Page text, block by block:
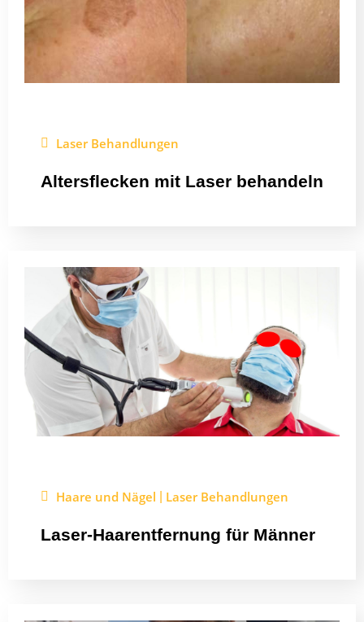
Laser Behandlungen
Altersflecken mit Laser behandeln
Haare und Nägel Laser Behandlungen
Laser-Haarentfernung für Männer